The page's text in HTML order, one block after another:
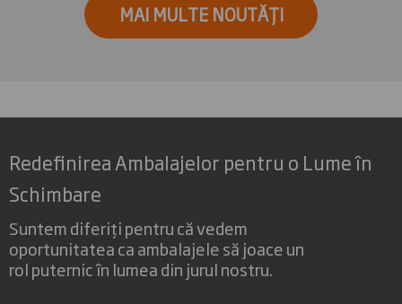
MAI MULTE NOUTĂȚI
Redefinirea Ambalajelor pentru o Lume în
Schimbare
Suntem diferiți pentru că vedem
oportunitatea ca ambalajele să joace un
rol puternic în lumea din jurul nostru.